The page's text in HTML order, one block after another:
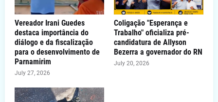
Vereador Irani Guedes
destaca importância do
diálogo e da fiscalização
para o desenvolvimento de
Parnamirim
July 27, 2026
Coligação "Esperança e
Trabalho" oficializa pré-
candidatura de Allyson
Bezerra a governador do RN
July 20, 2026